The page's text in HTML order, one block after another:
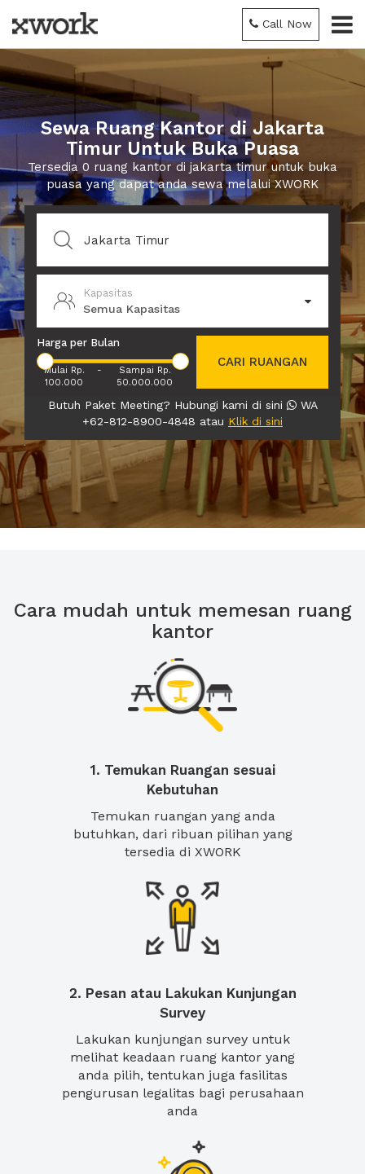
Call Now
Sewa Ruang Kantor di Jakarta
Timur Untuk Buka Puasa
Tersedia 0 ruang kantor di jakarta timur untuk buka
puasa yang dapat anda sewa melalui XWORK
Kapasitas
Semua Kapasitas
Harga per Bulan
Mulai Rp.
100.000
-
Sampai Rp.
50.000.000
CARI RUANGAN
Butuh Paket Meeting? Hubungi kami di sini
WA
+62-812-8900-4848 atau Klik di sini
Cara mudah untuk memesan ruang
kantor
1. Temukan Ruangan sesuai
Kebutuhan
Temukan ruangan yang anda
butuhkan, dari ribuan pilihan yang
tersedia di XWORK
2. Pesan atau Lakukan Kunjungan
Survey
Lakukan kunjungan survey untuk
melihat keadaan ruang kantor yang
anda pilih, tentukan juga fasilitas
pengurusan legalitas bagi perusahaan
anda